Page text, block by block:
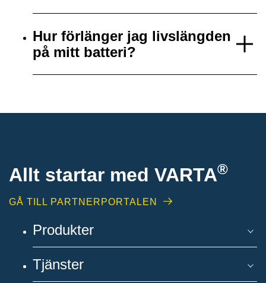
Hur förlänger jag livslängden
på mitt batteri?
Allt startar med VARTA®
GÅ TILL PARTNERPORTALEN
Produkter
Tjänster